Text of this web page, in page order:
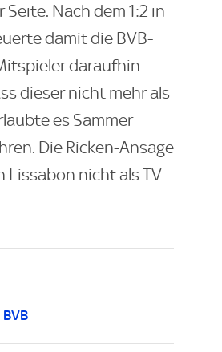
Nach dem 1:2 in
damit die BVB-
daraufhin
dieser nicht mehr als
es Sammer
Die Ricken-Ansage
Lissabon nicht als TV-